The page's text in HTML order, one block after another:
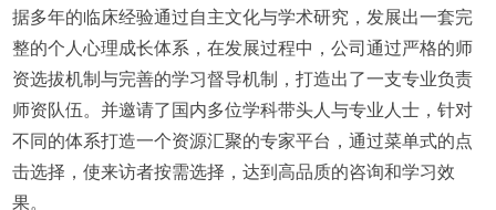
据多年的临床经验通过自主文化与学术研究，发展出一套完
整的个人心理成长体系，在发展过程中，公司通过严格的师
资选拔机制与完善的学习督导机制，打造出了一支专业负责
师资队伍。并邀请了国内多位学科带头人与专业人士，针对
不同的体系打造一个资源汇聚的专家平台，通过菜单式的点
击选择，使来访者按需选择，达到高品质的咨询和学习效
果。